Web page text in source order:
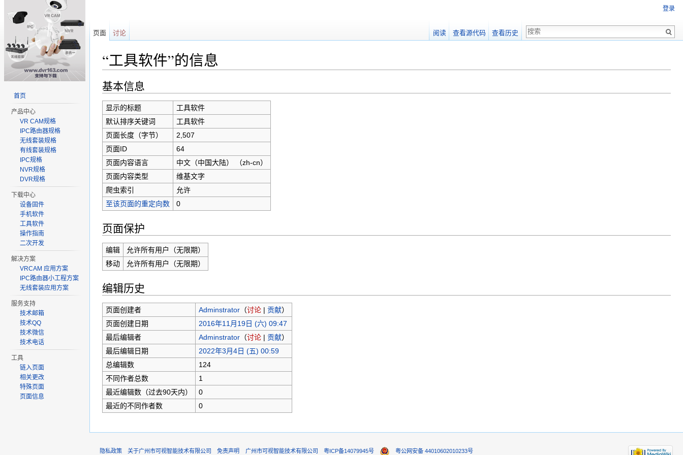
“工具软件”的信息
基本信息
显示的标题
工具软件
默认排序关键词
工具软件
页面长度（字节）
2,507
页面ID
64
页面内容语言
中文（中国大陆）‎ （zh-cn）
页面内容类型
维基文字
爬虫索引
允许
至该页面的重定向数
0
页面保护
编辑
允许所有用户（无限期）
移动
允许所有用户（无限期）
编辑历史
页面创建者 Adminstrator（讨论| 贡献）
页面创建日期
2016年11月19日 (六) 09:47
最后编辑者
Adminstrator（讨论| 贡献）
最后编辑日期
2022年3月4日 (五) 00:59
总编辑数
124
不同作者总数
1
最近编辑数（过去90天内）
0
最近的不同作者数
0
登录
页面 讨论 阅读 查看源代码 查看历史
首页
产品中心
VR CAM规格
IPC路由器规格
无线套装规格
有线套装规格
IPC规格
NVR规格
DVR规格
下载中心
设备固件
手机软件
工具软件
操作指南
二次开发
解决方案
VRCAM 应用方案
IPC路由器小工程方案
无线套装应用方案
服务支持
技术邮箱
技术QQ
技术微信
技术电话
工具
链入页面
相关更改
特殊页面
页面信息
隐私政策 关于广州市可视智能技术有限公司 免责声明 广州市可视智能技术有限公司 粤ICP备14079945号 粤公网安备 44010602010233号